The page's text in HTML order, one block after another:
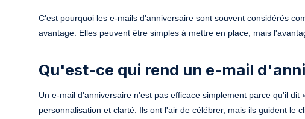
C'est pourquoi les e-mails d'anniversaire sont souvent considérés
avantage. Elles peuvent être simples à mettre en place, mais
Qu'est-ce qui rend un e-mail
Un e-mail d'anniversaire n'est pas efficace simplement parce qu'il
personnalisation et clarté. Ils ont l'air de célébrer, mais ils guident le